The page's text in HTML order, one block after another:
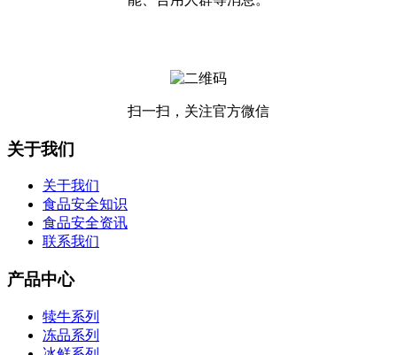
扫一扫，关注官方微信
关于我们
关于我们
食品安全知识
食品安全资讯
联系我们
产品中心
犊牛系列
冻品系列